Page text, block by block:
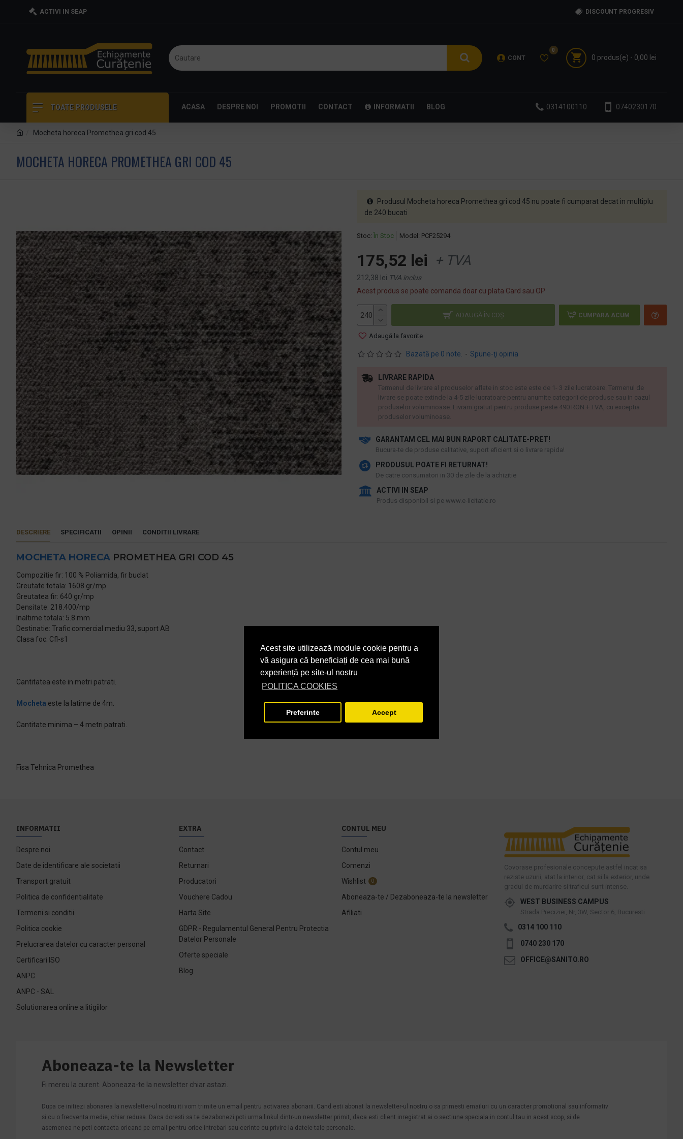
Acest site utilizează module cookie pentru a
vă asigura că beneficiați de cea mai bună
experiență pe site-ul nostru
POLITICA COOKIES
Preferinte Accept
ACTIVI IN SEAP DISCOUNT PROGRESIV
CONT
0
0 produs(e) - 0,00 lei
TOATE PRODUSELE ACASA DESPRE NOI PROMOTII CONTACT INFORMATII BLOG 0314100110 0740230170
Mocheta horeca Promethea gri cod 45
MOCHETA HORECA PROMETHEA GRI COD 45
Stoc: În Stoc Model: PCF25294
Bazată pe 0 note. - Spune-ţi opinia
175,52 lei + TVA
212,38 lei TVA inclus
Acest produs se poate comanda doar cu plata Card sau OP
ADAUGĂ ÎN COŞ CUMPARA ACUM
Adaugă la favorite
Produsul Mocheta horeca Promethea gri cod 45 nu poate fi cumparat decat in multiplu
de 240 bucati
GARANTAM CEL MAI BUN RAPORT CALITATE-PRET!
​Bucura-te de produse calitative, suport eficient si o livrare rapida!
PRODUSUL POATE FI RETURNAT!
De catre consumatori in 30 de zile de la achizitie
ACTIVI IN SEAP
Produs disponibil si pe www.e-licitatie.ro
LIVRARE RAPIDA
Termenul de livrare al produselor aflate in stoc este este de 1- 3 zile lucratoare. Termenul de
livrare se poate extinde la 4-5 zile lucratoare pentru anumite categorii de produse sau in cazul
produselor voluminoase. Livram gratuit pentru produse peste 490 RON + TVA, cu exceptia
produselor voluminoase.
DESCRIERE SPECIFICATII OPINII CONDITII LIVRARE
MOCHETA HORECA PROMETHEA GRI COD 45
Compozitie fir: 100 % Poliamida, fir buclat
Greutate totala: 1608 gr/mp
Greutatea fir: 640 gr/mp
Densitate: 218.400/mp
Inaltime totala: 5.8 mm
Destinatie: Trafic comercial mediu 33, suport AB
Clasa foc: Cfl-s1
Cantitatea este in metri patrati.
Mocheta este la latime de 4m.
Cantitate minima – 4 metri patrati.
Fisa Tehnica Promethea
INFORMATII
Despre noi
Date de identificare ale societatii
Transport gratuit
Politica de confidentialitate
Termeni si conditii
Politica cookie
Prelucrarea datelor cu caracter personal
Certificari ISO
ANPC
ANPC - SAL
Solutionarea online a litigiilor
EXTRA
Contact
Returnari
Producatori
Vouchere Cadou
Harta Site
GDPR - Regulamentul General Pentru Protectia
Datelor Personale
Oferte speciale
Blog
CONTUL MEU
Contul meu
Comenzi
Wishlist
0
Aboneaza-te / Dezaboneaza-te la newsletter
Afiliati
Covorase profesionale concepute astfel incat sa
reziste uzurii, atat la interior, cat si la exterior, unde
gradul de murdarire si traficul sunt intense.
WEST BUSINESS CAMPUS
Strada Preciziei, Nr, 3W, Sector 6, Bucuresti
0314 100 110
0740 230 170
OFFICE@SANITO.RO
Aboneaza-te la Newsletter
Fi mereu la curent. Aboneaza-te la newsletter chiar astazi.
Dupa ce initiezi abonarea la newsletter-ul nostru iti vom trimite un email pentru activarea abonarii. Cand esti abonat la newsletter-ul nostru o sa primesti emailuri cu un caracter promotional sau informativ
si cu o frecventa medie, chiar redusa. Daca doresti sa te dezabonezi poti urma linkul dintr-un newsletter primit, daca esti client inregistrat ai o sectiune speciala in contul tau in acest scop, si de
asemenea ne poti contacta oricand pe email pentru orice intrebari sau cerinte cu privire la datele tale personale.